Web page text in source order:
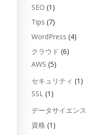
SEO (1)
Tips (7)
WordPress (4)
クラウド (6)
AWS (5)
セキュリティ (1)
SSL (1)
データサイエンス
資格 (1)